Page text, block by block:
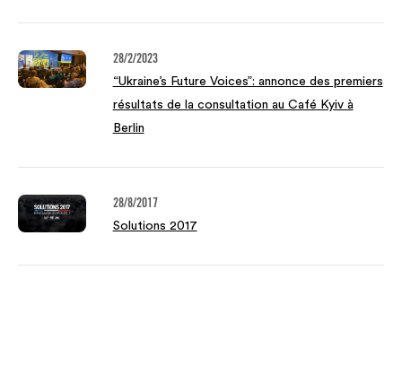
28/2/2023
“Ukraine’s Future Voices”: annonce des premiers
résultats de la consultation au Café Kyiv à
Berlin
28/8/2017
Solutions 2017